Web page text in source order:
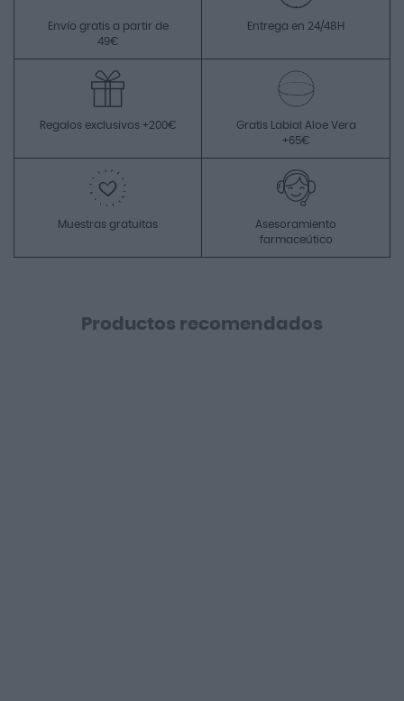
Envío gratis a partir de
49€
Entrega en 24/48H
Regalos exclusivos +200€
Gratis Labial Aloe Vera
+65€
Muestras gratuitas
Asesoramiento
farmaceútico
Productos recomendados